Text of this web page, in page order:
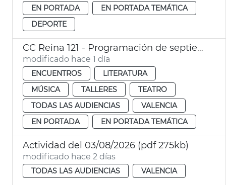
EN PORTADA
EN PORTADA TEMÁTICA
DEPORTE
CC Reina 121 - Programación de septiembre
modificado hace 1 día
ENCUENTROS
LITERATURA
MÚSICA
TALLERES
TEATRO
TODAS LAS AUDIENCIAS
VALENCIA
EN PORTADA
EN PORTADA TEMÁTICA
Actividad del 03/08/2026 (pdf 275kb)
modificado hace 2 días
TODAS LAS AUDIENCIAS VALENCIA